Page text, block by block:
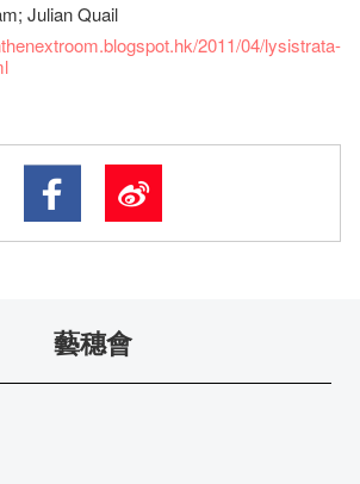
Julian Quail
2011/04/lysistrata-
藝穗會